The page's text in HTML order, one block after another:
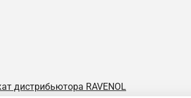
дистрибьютора RAVENOL